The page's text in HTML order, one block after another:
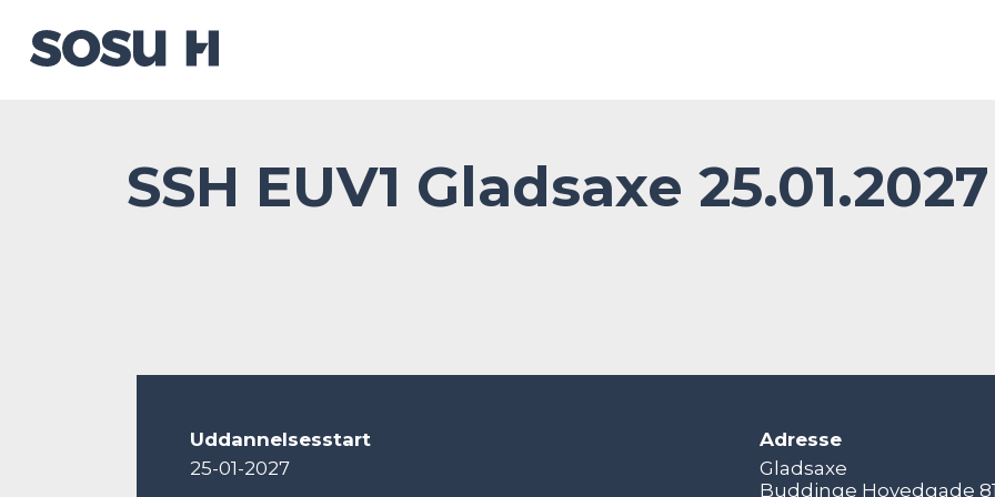
SSH EUV1 Gladsaxe 25.01.2027
Uddannelsesstart
25-01-2027
Adresse
Gladsaxe
Buddinge Hovedgade